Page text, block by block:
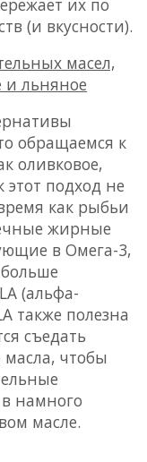
их по
(и вкусности).
масел,
и льняное
обращаемся к
оливковое,
этот подход не
как рыбьи
жирные
в Омега-3,
(альфа-
также полезна
съедать
масла, чтобы
намного
масле.